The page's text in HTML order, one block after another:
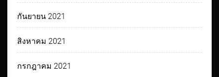
กันยายน 2021
สิงหาคม 2021
กรกฎาคม 2021